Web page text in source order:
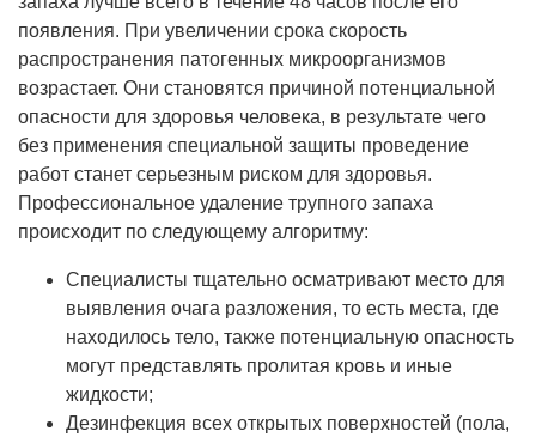
появления. При увеличении срока скорость
распространения патогенных микроорганизмов
возрастает. Они становятся причиной потенциальной
опасности для здоровья человека, в результате чего
без применения специальной защиты проведение
работ станет серьезным риском для здоровья.
Профессиональное удаление трупного запаха
происходит по следующему алгоритму:
Специалисты тщательно осматривают место для
выявления очага разложения, то есть места, где
находилось тело, также потенциальную опасность
могут представлять пролитая кровь и иные
жидкости;
Дезинфекция всех открытых поверхностей (пола,